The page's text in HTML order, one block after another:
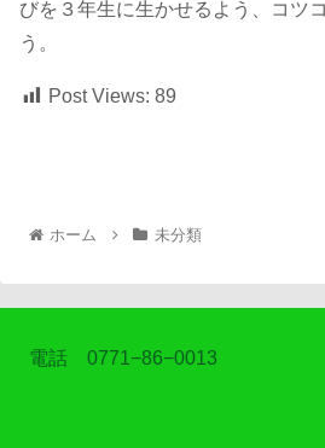
びを３年生に生かせるよう、コツ
う。
Post Views: 89
ホーム 未分類
電話 0771−86−0013